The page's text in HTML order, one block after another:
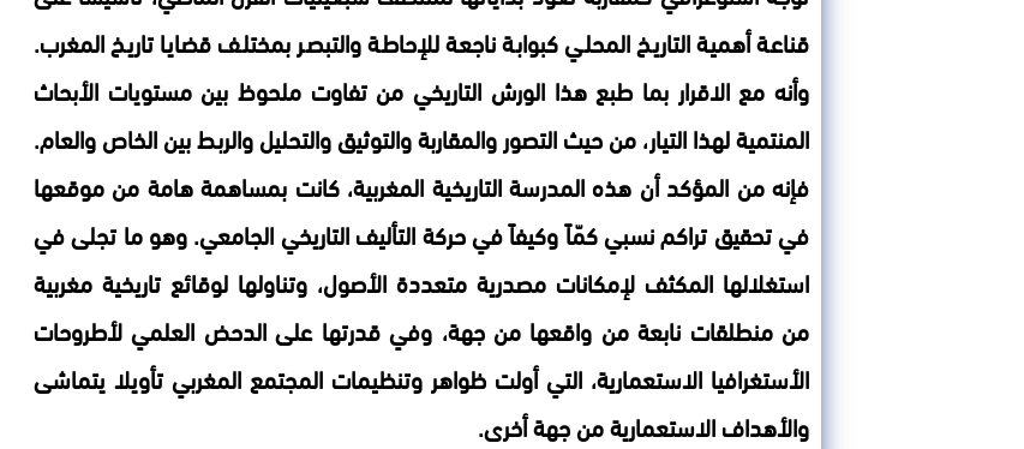
قناعة أهمية التاريخ المحلي كبوابة ناجعة للإحاطة والتبصر بمختلف قضايا تاريخ المغرب.
وأنه مع الاقرار بما طبع هذا الورش التاريخي من تفاوت ملحوظ بين مستويات الأبحاث
المنتمية لهذا التيار، من حيث التصور والمقاربة والتوثيق والتحليل والربط بين الخاص والعام.
فإنه من المؤكد أن هذه المدرسة التاريخية المغربية، كانت بمساهمة هامة من موقعها
في تحقيق تراكم نسبي كمّاً وكيفاً في حركة التأليف التاريخي الجامعي. وهو ما تجلى في
استغلالها المكثف لإمكانات مصدرية متعددة الأصول، وتناولها لوقائع تاريخية مغربية
من منطلقات نابعة من واقعها من جهة، وفي قدرتها على الدحض العلمي لأطروحات
الأستغرافيا الاستعمارية، التي أولت ظواهر وتنظيمات المجتمع المغربي تأويلا يتماشى
والأهداف الاستعمارية من جهة أخرى.